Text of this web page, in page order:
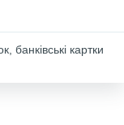
банківські картки